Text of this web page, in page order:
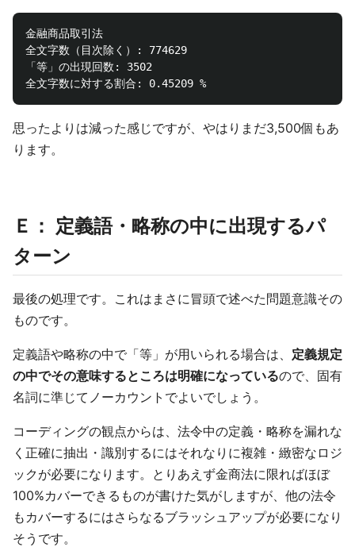
金融商品取引法
全文字数（目次除く）: 774629
「等」の出現回数: 3502
思ったよりは減った感じですが、やはりまだ3,500個もあ
ります。
Ｅ： 定義語・略称の中に出現するパ
ターン
最後の処理です。これはまさに冒頭で述べた問題意識その
ものです。
定義語や略称の中で「等」が用いられる場合は、 定義規定
の中でその意味するところは明確になっているので、固有
名詞に準じてノーカウントでよいでしょう。
コーディングの観点からは、法令中の定義・略称を漏れな
く正確に抽出・識別するにはそれなりに複雑・緻密なロジ
ックが必要になります。とりあえず金商法に限ればほぼ
100%カバーできるものが書けた気がしますが、他の法令
もカバーするにはさらなるブラッシュアップが必要になり
そうです。